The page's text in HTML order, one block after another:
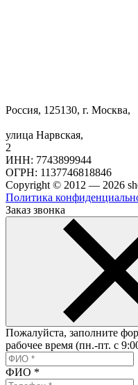
Россия, 125130, г. Москва,
улица Нарвская,
2
ИНН: 7743899944
ОГРН: 1137746818846
Copyright © 2012 — 2026
Политика
Заказ звонка
Пожалуйста, заполните
рабочее время (пн.-пт. с
ФИО *